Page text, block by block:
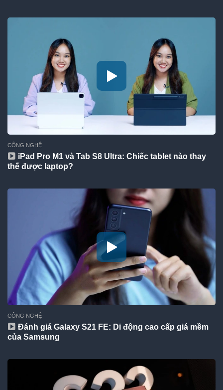
CÔNG NGHỆ
iPad Pro M1 và Tab S8 Ultra: Chiếc tablet nào thay
thế được laptop?
CÔNG NGHỆ
Đánh giá Galaxy S21 FE: Di động cao cấp giá mềm
của Samsung